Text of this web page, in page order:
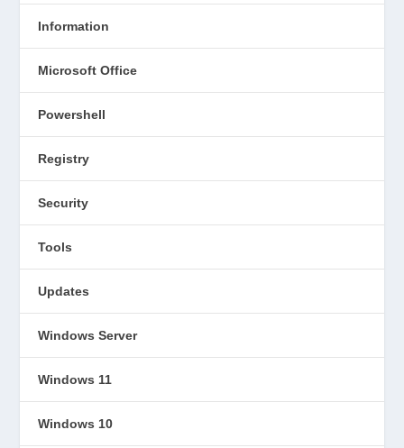
Information
Microsoft Office
Powershell
Registry
Security
Tools
Updates
Windows Server
Windows 11
Windows 10